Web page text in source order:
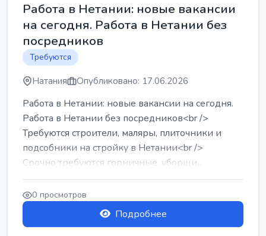
Работа в Нетании: новые вакансии
на сегодня. Работа в Нетании без
посредников
Требуются
Натания Опубликовано: 17.06.2026
Работа в Нетании: новые вакансии на сегодня.
Работа в Нетании без посредников<br />
Требуются строители, маляры, плиточники и
подсобники на стройку в Нетании<br />
Срочно требуются горничные, уборщи...
0 просмотров
Подробнее